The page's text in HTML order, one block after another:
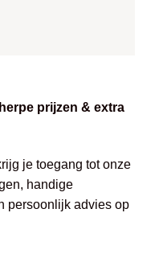
prijzen & extra
je toegang tot onze
handige
persoonlijk advies op